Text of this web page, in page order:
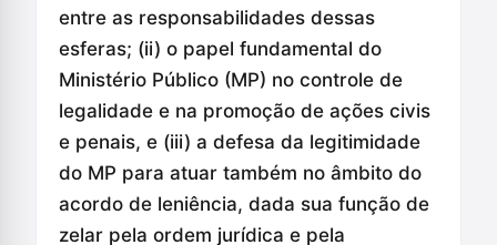
entre as responsabilidades dessas
esferas; (ii) o papel fundamental do
Ministério Público (MP) no controle de
legalidade e na promoção de ações civis
e penais, e (iii) a defesa da legitimidade
do MP para atuar também no âmbito do
acordo de leniência, dada sua função de
zelar pela ordem jurídica e pela